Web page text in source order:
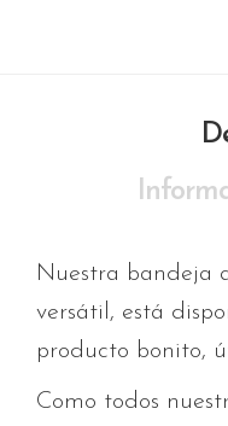
Nuestra bandeja
versátil, está
producto bonito,
Como todos